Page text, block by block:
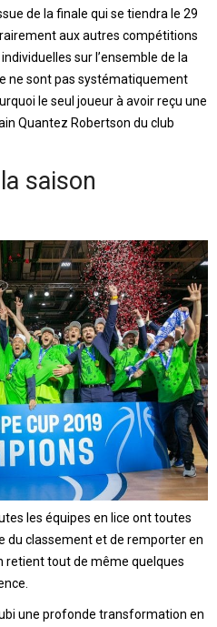
de la finale qui se tiendra le 29
aux autres compétitions
sur l’ensemble de la
ne sont pas systématiquement
le seul joueur à avoir reçu une
Quantez Robertson du club
saison
les équipes en lice ont toutes
du classement et de remporter en
retient tout de même quelques
une profonde transformation en